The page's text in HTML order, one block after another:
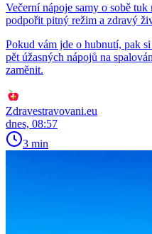
Večerní nápoje samy o sobě
podpořit pitný režim a zdravý
Pokud vám jde o hubnutí, pak
pět úžasných nápojů na
zaměnit.
Zdravestravovani.eu
dnes, 08:57
3 min